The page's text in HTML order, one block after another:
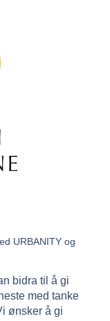
URBANITY og
bidra til å gi
med tanke
ønsker å gi